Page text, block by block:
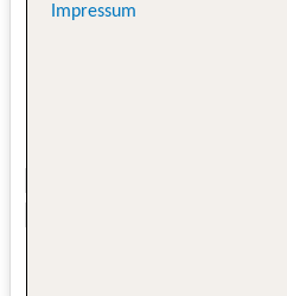
Impressum